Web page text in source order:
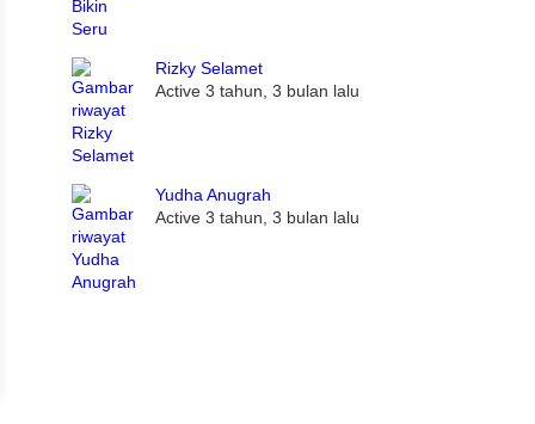
Rizky Selamet
Active 3 tahun, 3 bulan lalu
Yudha Anugrah
Active 3 tahun, 3 bulan lalu